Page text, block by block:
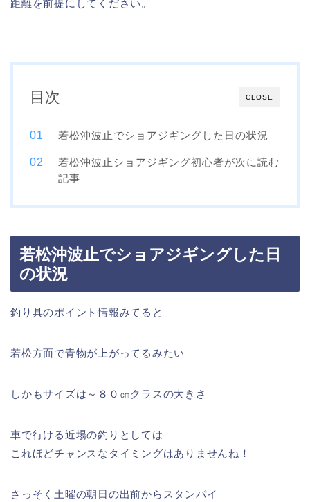
距離を前提にしてください。
CLOSE
目次
若松沖波止でショアジギングした日の状況
若松沖波止ショアジギング初心者が次に読む
記事
若松沖波止でショアジギングした日
の状況
釣り具のポイント情報みてると
若松方面で青物が上がってるみたい
しかもサイズは～８０㎝クラスの大きさ
車で行ける近場の釣りとしては
これほどチャンスなタイミングはありませんね！
さっそく土曜の朝日の出前からスタンバイ